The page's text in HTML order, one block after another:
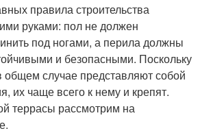
правила строительства
руками: пол не должен
под ногами, а перила должны
и безопасными. Поскольку
общем случае представляют собой
их чаще всего к нему и крепят.
террасы рассмотрим на